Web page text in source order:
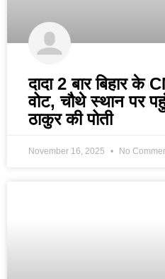
दादा 2 बार बिहार के
वोट, चौथे स्थान पर
ठाकुर की पोती
November 16, 2025 No